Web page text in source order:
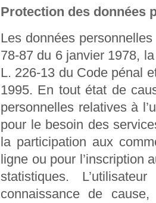
Protection des données
Les données
78-87 du 6 janvier 1978,
L. 226-13 du Code pénal
1995. En tout état de
personnelles relatives à
pour le besoin des
la participation aux
ligne ou pour l’inscription
statistiques.
connaissance de